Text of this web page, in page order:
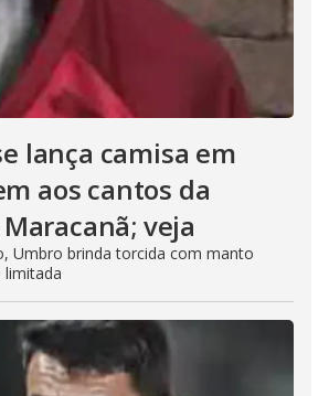
lança camisa em
aos cantos da
veja
Umbro brinda torcida com manto
limitada